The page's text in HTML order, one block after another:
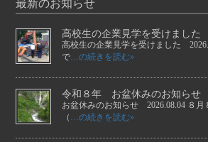
最新のお知らせ
高校生の企業見学を受けました
高校生の企業見学を受けました
で…の続きを読む»
令和８年 お盆休みのお知らせ
お盆休みのお知らせ 2026.08.04 ８月
（ …の続きを読む»